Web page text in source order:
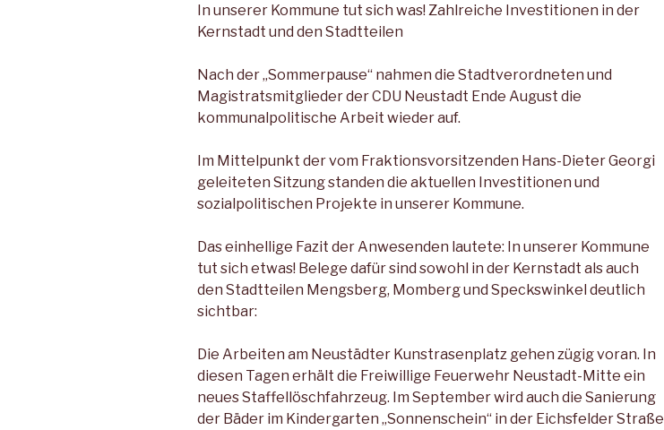
In unserer Kommune tut sich was! Zahlreiche Investitionen in der
Kernstadt und den Stadtteilen
Nach der „Sommerpause“ nahmen die Stadtverordneten und
Magistratsmitglieder der CDU Neustadt Ende August die
kommunalpolitische Arbeit wieder auf.
Im Mittelpunkt der vom Fraktionsvorsitzenden Hans-Dieter Georgi
geleiteten Sitzung standen die aktuellen Investitionen und
sozialpolitischen Projekte in unserer Kommune.
Das einhellige Fazit der Anwesenden lautete: In unserer Kommune
tut sich etwas! Belege dafür sind sowohl in der Kernstadt als auch
den Stadtteilen Mengsberg, Momberg und Speckswinkel deutlich
sichtbar:
Die Arbeiten am Neustädter Kunstrasenplatz gehen zügig voran. In
diesen Tagen erhält die Freiwillige Feuerwehr Neustadt-Mitte ein
neues Staffellöschfahrzeug. Im September wird auch die Sanierung
der Bäder im Kindergarten „Sonnenschein“ in der Eichsfelder Straße